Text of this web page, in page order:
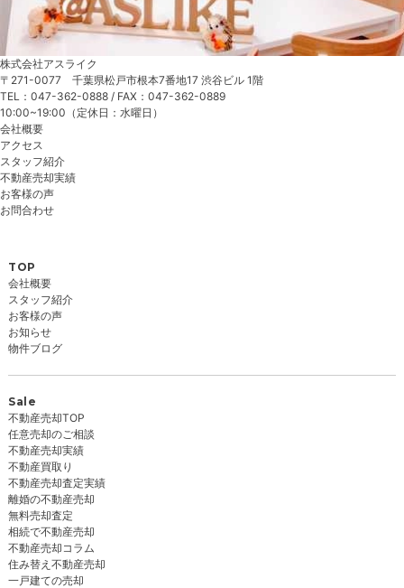
株式会社アスライク
〒271-0077 千葉県松戸市根本7番地17 渋谷ビル 1階
TEL：047-362-0888 / FAX：047-362-0889
10:00~19:00（定休日：水曜日）
会社概要
アクセス
スタッフ紹介
不動産売却実績
お客様の声
お問合わせ
TOP
会社概要
スタッフ紹介
お客様の声
お知らせ
物件ブログ
Sale
不動産売却TOP
任意売却のご相談
不動産売却実績
不動産買取り
不動産売却査定実績
離婚の不動産売却
無料売却査定
相続で不動産売却
不動産売却コラム
住み替え不動産売却
一戸建ての売却